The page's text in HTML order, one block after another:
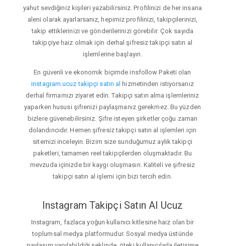
yahut sevdiğiniz kişileri yazabilirsiniz. Profilinizi de her insana
aleni olarak ayarlarsanız, hepimiz profilinizi, takipçilerinizi,
takip ettiklerinizi ve gönderilerinizi görebilir. Çok sayıda
takipçiye haiz olmak için derhal şifresiz takipçi satın al
işlemlerine başlayın.
En güvenli ve ekonomik biçimde insfollow Paketi olan
instagram ucuz takipçi satın al hizmetinden istiyorsanız
derhal firmamızı ziyaret edin. Takipçi satın alma işlemleriniz
yaparken hususi şifrenizi paylaşmanız gerekmez. Bu yüzden
bizlere güvenebilirsiniz. Şifre isteyen şirketler çoğu zaman
dolandırıcıdır. Hemen şifresiz takipçi satın al işlemleri için
sitemizi inceleyin. Bizim size sunduğumuz aylık takipçi
paketleri, tamamen reel takipçilerden oluşmaktadır. Bu
mevzuda içinizde bir kaygı oluşmasın. Kaliteli ve şifresiz
takipçi satın al işlemi için bizi tercih edin.
Instagram Takipçi Satın Al Ucuz
Instagram, fazlaca yoğun kullanıcı kitlesine haiz olan bir
toplumsal medya platformudur. Sosyal medya üstünde